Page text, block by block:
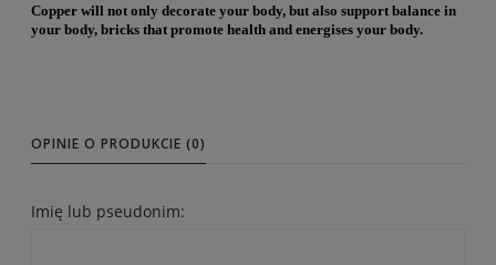
Copper will not only decorate your body, but also support balance in
your body, bricks that promote health and energises your body.
OPINIE O PRODUKCIE (0)
Imię lub pseudonim: